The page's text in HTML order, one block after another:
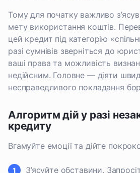
Тому для початку важливо
мету використання коштів.
цей кредит під категорію
разі сумнівів зверніться до
ваші права та можливість
недійсним. Головне — діяти
несправедливого покладання
Алгоритм дій у разі
кредиту
Вгамуйте емоції та дійте
З’ясуйте обставини.